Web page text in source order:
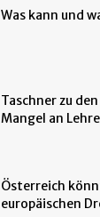
Was kann und
Taschner zu
Mangel an
Österreich
europäischen